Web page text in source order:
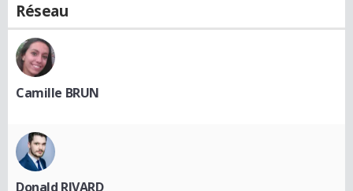
Réseau
Camille BRUN
Donald RIVARD